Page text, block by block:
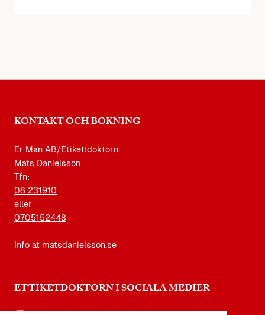
KONTAKT OCH BOKNING
Er Man AB/Etikettdoktorn
Mats Danielsson
Tfn:
08 231910
eller
0705152448
Info at matsdanielsson.se
ETTIKETDOKTORN I SOCIALA MEDIER